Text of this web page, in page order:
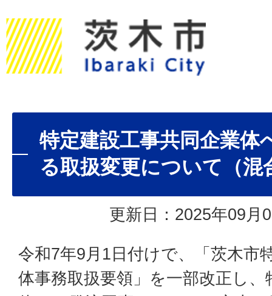
特定建設工事共同企業体
る取扱変更について（混
更新日：2025年09月
令和7年9月1日付けで、「茨木市
体事務取扱要領」を一部改正し